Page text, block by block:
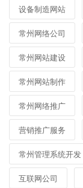
设备制造网站
常州网络公司
常州网站建设
常州网站制作
常州网络推广
营销推广服务
常州管理系统开发
互联网公司